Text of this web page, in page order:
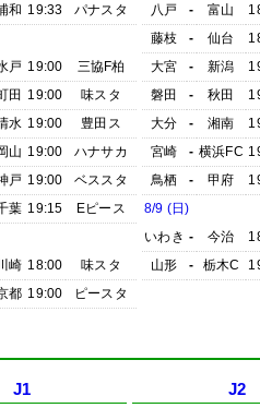
和 19:33
パナスタ
戸 19:00
三協F柏
田 19:00
味スタ
水 19:00
豊田ス
山 19:00
ハナサカ
戸 19:00
ベススタ
葉 19:15
Eピース
崎 18:00
味スタ
都 19:00 ピースタ
八戸
- 富山
藤枝
- 仙台
大宮
- 新潟
磐田
- 秋田
大分
- 湘南
宮崎
- 横浜FC
鳥栖
- 甲府
8/9 (日)
いわき - 今治
山形
- 栃木C
J1 J2